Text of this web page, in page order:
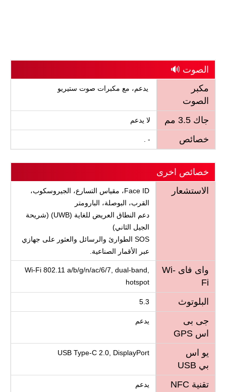
الصوت 🔊
مكبر
الصوت
يدعم، مع مكبرات صوت ستيريو
جاك 3.5 مم لا يدعم
خصائص - .
خصائص اخرى
الاستشعار
Face ID، مقياس التسارع، الجيروسكوب،
القرب، البوصلة، البارومتر
دعم النطاق العريض للغاية (UWB) (شريحة
الجيل الثاني)
SOS الطوارئ والرسائل والعثور على جهازي
عبر الأقمار الصناعية.
واى فاى Wi-
Fi
Wi-Fi 802.11 a/b/g/n/ac/6/7, dual-band,
hotspot
البلوتوث 5.3
جى بى
اس GPS
يدعم
يو اس
بي USB
USB Type-C 2.0, DisplayPort
تقنية NFC يدعم